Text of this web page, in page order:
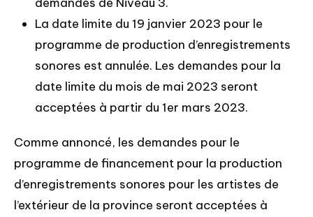
La date limite du 19 janvier 2023 pour le
programme de production d’enregistrements
sonores est annulée. Les demandes pour la
date limite du mois de mai 2023 seront
acceptées à partir du 1er mars 2023.
Comme annoncé, les demandes pour le
programme de financement pour la production
d’enregistrements sonores pour les artistes de
l’extérieur de la province seront acceptées à